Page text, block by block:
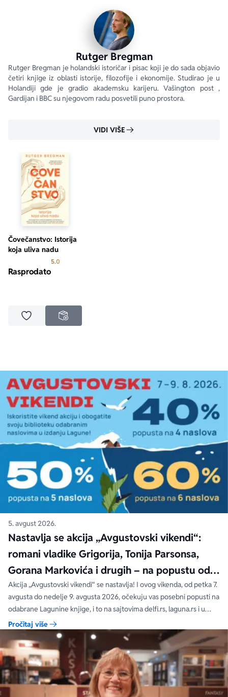
Rutger Bregman
Rutger Bregman je holandski istoričar i pisac koji je do sada objavio
četiri knjige iz oblasti istorije, filozofije i ekonomije. Studirao je u
Holandiji gde je gradio akademsku karijeru. Vašington post ,
Gardijan i BBC su njegovom radu posvetili puno prostora.
VIDI VIŠE
Čovečanstvo: Istorija
koja uliva nadu
5.0
Rasprodato
Dodaj u omiljeneNEDOSTUPNO
5. avgust 2026.
Nastavlja se akcija „Avgustovski vikendi“:
romani vladike Grigorija, Tonija Parsonsa,
Gorana Markovića i drugih – na popustu od
čak 40, 50 i 60%
Akcija „Avgustovski vikendi“ se nastavlja! I ovog vikenda, od petka 7.
avgusta do nedelje 9. avgusta 2026, očekuju vas posebni popusti na
odabrane Lagunine knjige, i to na sajtovima delfi.rs, laguna.rs i u
svim Delfi knjižarama.
Pročitaj više